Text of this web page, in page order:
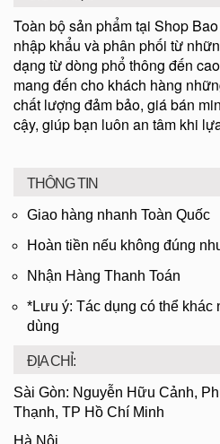
Toàn bộ sản phẩm tại Shop
nhập khẩu và phân phối từ
dạng từ dòng phổ thông đến
mang đến cho khách hàng
chất lượng đảm bảo, giá bán
cậy, giúp bạn luôn an tâm khi
THÔNG TIN
Giao hàng nhanh Toàn Quốc
Hoàn tiền nếu không đúng
Nhận Hàng Thanh Toán
*Lưu ý: Tác dụng có thể
dùng
ĐỊA CHỈ:
Sài Gòn: Nguyễn Hữu Cảnh,
Thạnh, TP Hồ Chí Minh